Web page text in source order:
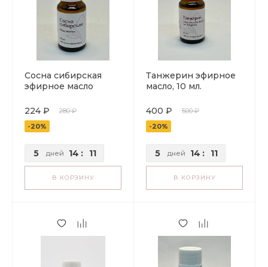
Сосна сибирская
эфирное масло
224 ₽
280 ₽
-20%
5 дней 14 : 11
В КОРЗИНУ
Танжерин эфирное
масло, 10 мл.
400 ₽
500 ₽
-20%
5 дней 14 : 11
В КОРЗИНУ